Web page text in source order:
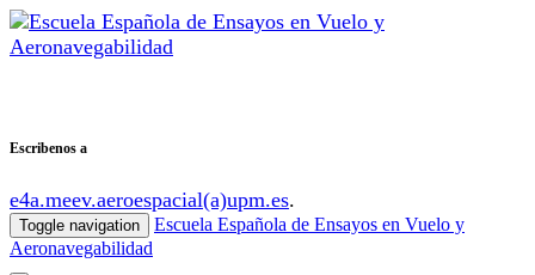
Escribenos a
e4a.meev.aeroespacial(a)upm.es.
Toggle navigation
Escuela Española de Ensayos en Vuelo y
Aeronavegabilidad